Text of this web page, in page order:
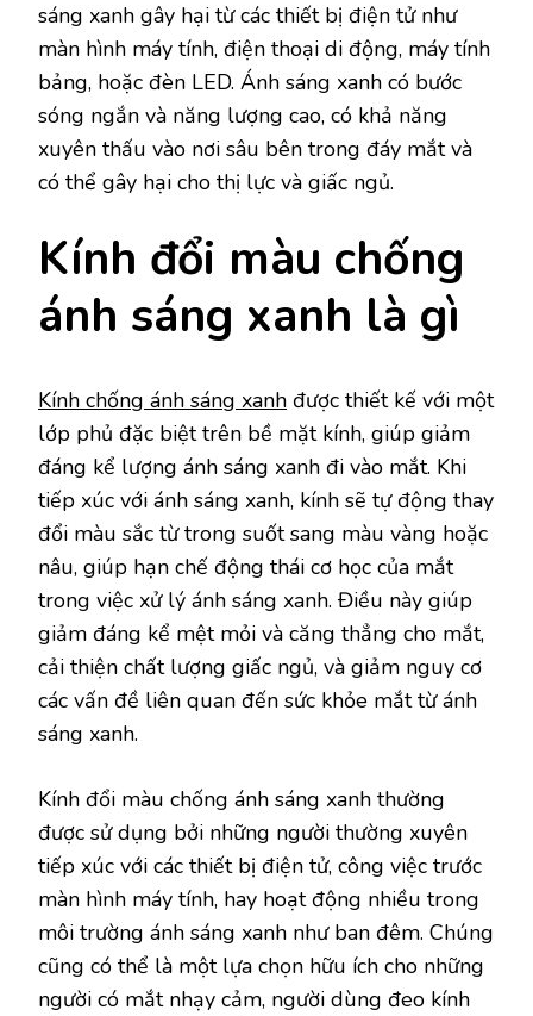
sáng xanh gây hại từ các thiết bị điện tử như
màn hình máy tính, điện thoại di động, máy tính
bảng, hoặc đèn LED. Ánh sáng xanh có bước
sóng ngắn và năng lượng cao, có khả năng
xuyên thấu vào nơi sâu bên trong đáy mắt và
có thể gây hại cho thị lực và giấc ngủ.
Kính đổi màu chống
ánh sáng xanh là gì
Kính chống ánh sáng xanh được thiết kế với một
lớp phủ đặc biệt trên bề mặt kính, giúp giảm
đáng kể lượng ánh sáng xanh đi vào mắt. Khi
tiếp xúc với ánh sáng xanh, kính sẽ tự động thay
đổi màu sắc từ trong suốt sang màu vàng hoặc
nâu, giúp hạn chế động thái cơ học của mắt
trong việc xử lý ánh sáng xanh. Điều này giúp
giảm đáng kể mệt mỏi và căng thẳng cho mắt,
cải thiện chất lượng giấc ngủ, và giảm nguy cơ
các vấn đề liên quan đến sức khỏe mắt từ ánh
sáng xanh.
Kính đổi màu chống ánh sáng xanh thường
được sử dụng bởi những người thường xuyên
tiếp xúc với các thiết bị điện tử, công việc trước
màn hình máy tính, hay hoạt động nhiều trong
môi trường ánh sáng xanh như ban đêm. Chúng
cũng có thể là một lựa chọn hữu ích cho những
người có mắt nhạy cảm, người dùng đeo kính